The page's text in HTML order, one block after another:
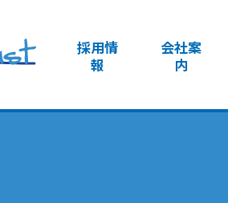
採用情
報
会社案
内